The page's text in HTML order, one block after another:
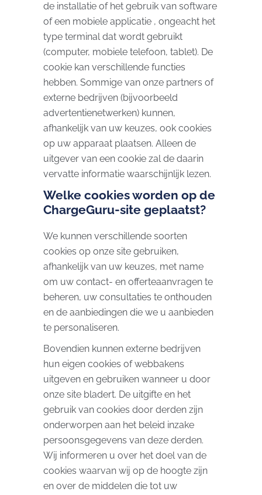
de installatie of het gebruik van software
of een mobiele applicatie , ongeacht het
type terminal dat wordt gebruikt
(computer, mobiele telefoon, tablet). De
cookie kan verschillende functies
hebben. Sommige van onze partners of
externe bedrijven (bijvoorbeeld
advertentienetwerken) kunnen,
afhankelijk van uw keuzes, ook cookies
op uw apparaat plaatsen. Alleen de
uitgever van een cookie zal de daarin
vervatte informatie waarschijnlijk lezen.
Welke cookies worden op de
ChargeGuru-site geplaatst?
We kunnen verschillende soorten
cookies op onze site gebruiken,
afhankelijk van uw keuzes, met name
om uw contact- en offerteaanvragen te
beheren, uw consultaties te onthouden
en de aanbiedingen die we u aanbieden
te personaliseren.
Bovendien kunnen externe bedrijven
hun eigen cookies of webbakens
uitgeven en gebruiken wanneer u door
onze site bladert. De uitgifte en het
gebruik van cookies door derden zijn
onderworpen aan het beleid inzake
persoonsgegevens van deze derden.
Wij informeren u over het doel van de
cookies waarvan wij op de hoogte zijn
en over de middelen die tot uw